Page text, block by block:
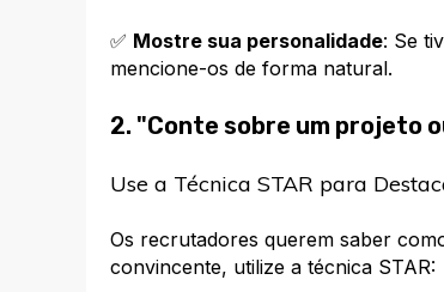
✅ Mostre sua personalidade: Se
mencione-os de forma natural.
2. "Conte sobre um projeto
Use a Técnica STAR para
Os recrutadores querem saber
convincente, utilize a técnica STAR: